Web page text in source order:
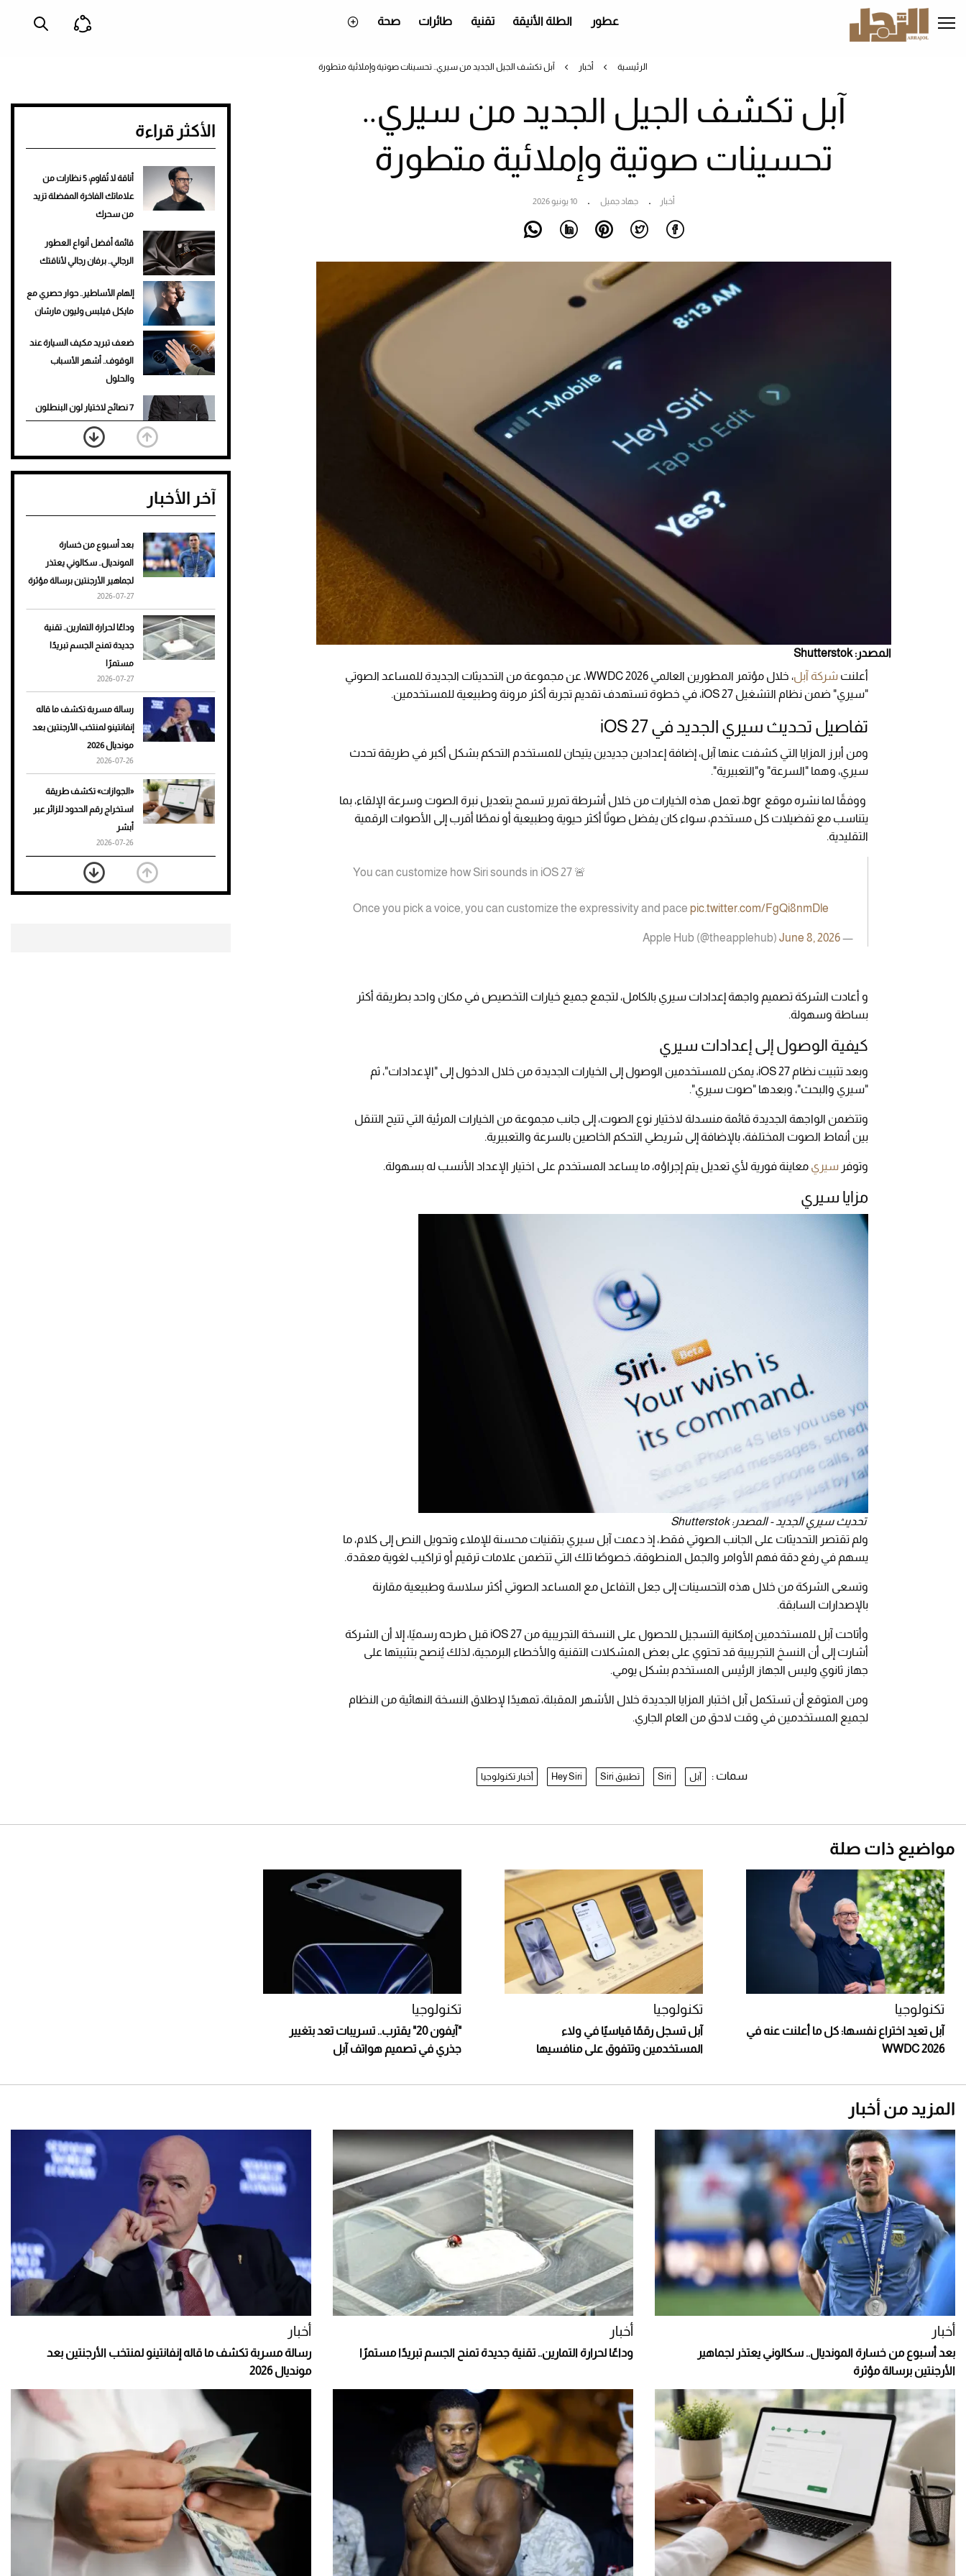
إلى
المحتوى
عطور الطلة الأنيقة تقنية طائرات صحة
الرئيسية أخبار آبل تكشف الجيل الجديد من سيري.. تحسينات صوتية وإملائية متطورة
آبل تكشف الجيل الجديد من سيري..
تحسينات صوتية وإملائية متطورة
أخبار جهاد جميل 10 يونيو 2026
المصدر: Shutterstok
أعلنت شركة آبل
، خلال مؤتمر المطورين العالمي WWDC 2026، عن مجموعة من التحديثات الجديدة للمساعد الصوتي
"سيري" ضمن نظام التشغيل iOS 27، في خطوة تستهدف تقديم تجربة أكثر مرونة وطبيعية للمستخدمين.
تفاصيل تحديث سيري الجديد في iOS 27
ومن أبرز المزايا التي كشفت عنها آبل، إضافة إعدادين جديدين يتيحان للمستخدم التحكم بشكل أكبر في طريقة تحدث
سيري، وهما "السرعة" و"التعبيرية".
ووفقًا لما نشره موقع bgr، تعمل هذه الخيارات من خلال أشرطة تمرير تسمح بتعديل نبرة الصوت وسرعة الإلقاء، بما
يتناسب مع تفضيلات كل مستخدم، سواء كان يفضل صوتًا أكثر حيوية وطبيعية أو نمطًا أقرب إلى الأصوات الرقمية
التقليدية.
You can customize how Siri sounds in iOS 27 🚨
Once you pick a voice, you can customize the expressivity and pace pic.twitter.com/FgQi8nmDle
— Apple Hub (@theapplehub)
June 8, 2026
و أعادت الشركة تصميم واجهة إعدادات سيري بالكامل، لتجمع جميع خيارات التخصيص في مكان واحد بطريقة أكثر
بساطة وسهولة.
كيفية الوصول إلى إعدادات سيري
وبعد تثبيت نظام iOS 27، يمكن للمستخدمين الوصول إلى الخيارات الجديدة من خلال الدخول إلى "الإعدادات"، ثم
"سيري والبحث"، وبعدها "صوت سيري".
وتتضمن الواجهة الجديدة قائمة منسدلة لاختيار نوع الصوت، إلى جانب مجموعة من الخيارات المرئية التي تتيح التنقل
بين أنماط الصوت المختلفة، بالإضافة إلى شريطي التحكم الخاصين بالسرعة والتعبيرية.
وتوفر سيري معاينة فورية لأي تعديل يتم إجراؤه، ما يساعد المستخدم على اختيار الإعداد الأنسب له بسهولة.
مزايا سيري
تحديث سيري الجديد - المصدر: Shutterstok
ولم تقتصر التحديثات على الجانب الصوتي فقط، إذ دعمت آبل سيري بتقنيات محسنة للإملاء وتحويل النص إلى كلام، ما
يسهم في رفع دقة فهم الأوامر والجمل المنطوقة، خصوصًا تلك التي تتضمن علامات ترقيم أو تراكيب لغوية معقدة.
وتسعى الشركة من خلال هذه التحسينات إلى جعل التفاعل مع المساعد الصوتي أكثر سلاسة وطبيعية مقارنة
بالإصدارات السابقة.
وأتاحت آبل للمستخدمين إمكانية التسجيل للحصول على النسخة التجريبية من iOS 27 قبل طرحه رسميًا، إلا أن الشركة
أشارت إلى أن النسخ التجريبية قد تحتوي على بعض المشكلات التقنية والأخطاء البرمجية، لذلك يُنصح بتثبيتها على
جهاز ثانوي وليس الجهاز الرئيس المستخدم بشكل يومي.
ومن المتوقع أن تستكمل آبل اختبار المزايا الجديدة خلال الأشهر المقبلة، تمهيدًا لإطلاق النسخة النهائية من النظام
لجميع المستخدمين في وقت لاحق من العام الجاري.
الأكثر قراءة
أناقة لا تُقاوم: 5 نظارات من
علاماتك الفاخرة المفضلة تزيد
من سحرك
قائمة أفضل أنواع العطور
الرجالي.. برفان رجالي لأناقتك
إلهام الأساطير.. حوار حصري مع
مايكل فيلبس وليون مارشان
ضعف تبريد مكيف السيارة عند
الوقوف.. أشهر الأسباب
والحلول
7 نصائح لاختيار لون البنطلون
المناسب للقميص الأسود
نرى المستقبل من خلال
تصميماتنا.. كيف حجزت 1886
تمنحك فخامة استثنائية
هوى الأبطال
أفضل تدريج للشعر الطويل
لإطلالة جريئة وعصرية
للرجال
آخر الأخبار
بعد أسبوع من خسارة
المونديال.. سكالوني يعتذر
لجماهير الأرجنتين برسالة مؤثرة
2026-07-27
وداعًا لحرارة التمارين.. تقنية
جديدة تمنح الجسم تبريدًا
مستمرًا
2026-07-27
رسالة مسربة تكشف ما قاله
إنفانتينو لمنتخب الأرجنتين بعد
مونديال 2026
2026-07-26
«الجوازات» تكشف طريقة
استخراج رقم الحدود للزائر عبر
أبشر
2026-07-26
بعد 7 أشهر من تعرضه لحادث
مروع.. جوشوا يفوز على برينغا
سمات : آبل Siri تطبيق Siri Hey Siri أخبار تكنولوجيا
مواضيع ذات صلة
تكنولوجيا
آبل تعيد اختراع نفسها: كل ما أعلنت عنه في
WWDC 2026
تكنولوجيا
آبل تسجل رقمًا قياسيًا في ولاء
المستخدمين وتتفوق على منافسيها
تكنولوجيا
"آيفون 20" يقترب.. تسريبات تعد بتغيير
جذري في تصميم هواتف آبل
المزيد من أخبار
أخبار
بعد أسبوع من خسارة المونديال.. سكالوني يعتذر لجماهير
الأرجنتين برسالة مؤثرة
أخبار
وداعًا لحرارة التمارين.. تقنية جديدة تمنح الجسم تبريدًا مستمرًا
أخبار
رسالة مسربة تكشف ما قاله إنفانتينو لمنتخب الأرجنتين بعد
مونديال 2026